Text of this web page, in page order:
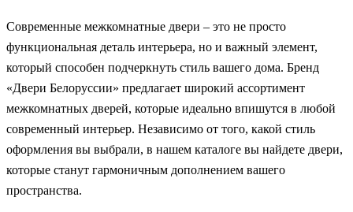
Современные межкомнатные двери – это не просто
функциональная деталь интерьера, но и важный элемент,
который способен подчеркнуть стиль вашего дома. Бренд
«Двери Белоруссии» предлагает широкий ассортимент
межкомнатных дверей, которые идеально впишутся в любой
современный интерьер. Независимо от того, какой стиль
оформления вы выбрали, в нашем каталоге вы найдете двери,
которые станут гармоничным дополнением вашего
пространства.